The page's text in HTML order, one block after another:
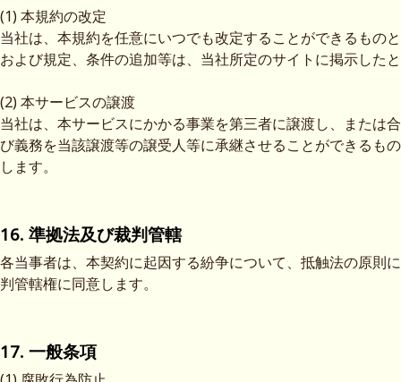
(1) 本規約の改定
当社は、本規約を任意にいつでも改定することができるもの
および規定、条件の追加等は、当社所定のサイトに掲示した
(2) 本サービスの譲渡
当社は、本サービスにかかる事業を第三者に譲渡し、または
び義務を当該譲渡等の譲受人等に承継させることができるも
します。
16. 準拠法及び裁判管轄
各当事者は、本契約に起因する紛争について、抵触法の原則
判管轄権に同意します。
17. 一般条項